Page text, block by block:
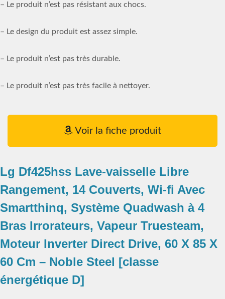
– Le produit n’est pas résistant aux chocs.
– Le design du produit est assez simple.
– Le produit n’est pas très durable.
– Le produit n’est pas très facile à nettoyer.
Voir la fiche produit
Lg Df425hss Lave-vaisselle Libre
Rangement, 14 Couverts, Wi-fi Avec
Smartthinq, Système Quadwash à 4
Bras Irrorateurs, Vapeur Truesteam,
Moteur Inverter Direct Drive, 60 X 85 X
60 Cm – Noble Steel [classe
énergétique D]